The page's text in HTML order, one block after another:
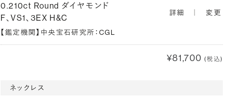
0.210ct Round ダイヤモンド
F、VS1、3EX H&C
【鑑定機関】中央宝石研究所：CGL
詳細 変更
¥81,700 (税込)
ネックレス